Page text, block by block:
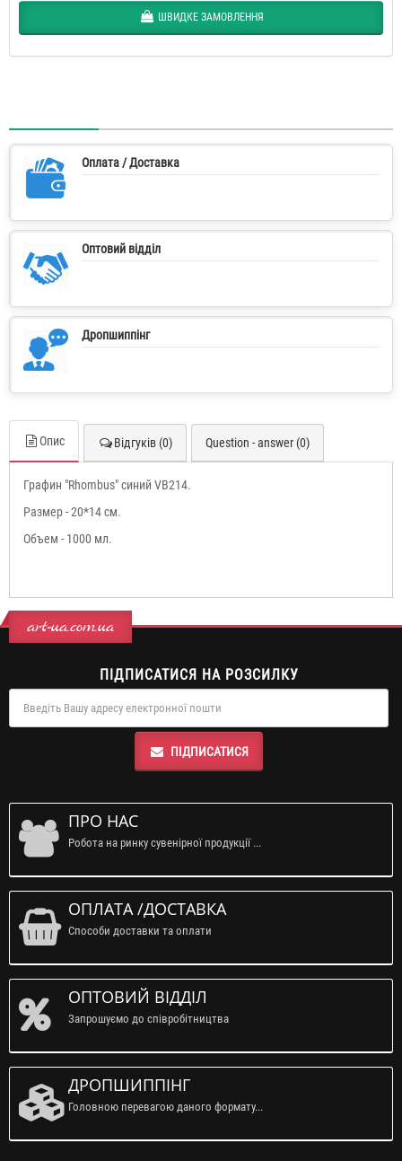
ШВИДКЕ ЗАМОВЛЕННЯ
Оплата / Доставка
Оптовий відділ
Дропшиппінг
Опис Відгуків (0) Question - answer (0)
Графин "Rhombus" синий VB214.
Размер - 20*14 см.
Объем - 1000 мл.
art-ua.com.ua
ПІДПИСАТИСЯ НА РОЗСИЛКУ
ПІДПИСАТИСЯ
ПРО НАС
Робота на ринку сувенірної продукції ...
ОПЛАТА /ДОСТАВКА
Способи доставки та оплати
ОПТОВИЙ ВІДДІЛ
Запрошуємо до співробітництва
ДРОПШИППІНГ
Головною перевагою даного формату...